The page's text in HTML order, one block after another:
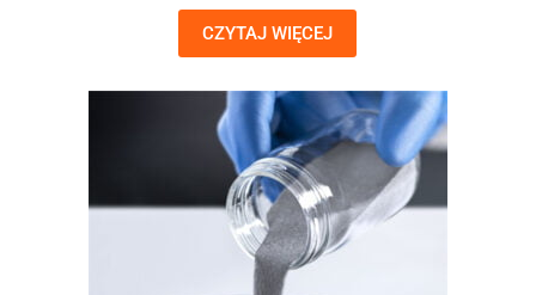
CZYTAJ WIĘCEJ